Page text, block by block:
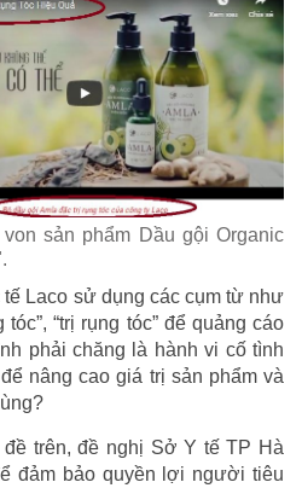
sản phẩm Dầu gội Organic
Laco sử dụng các cụm từ như
tóc”, “trị rụng tóc” để quảng cáo
phải chăng là hành vi cố tình
nâng cao giá trị sản phẩm và
trên, đề nghị Sở Y tế TP Hà
đảm bảo quyền lợi người tiêu